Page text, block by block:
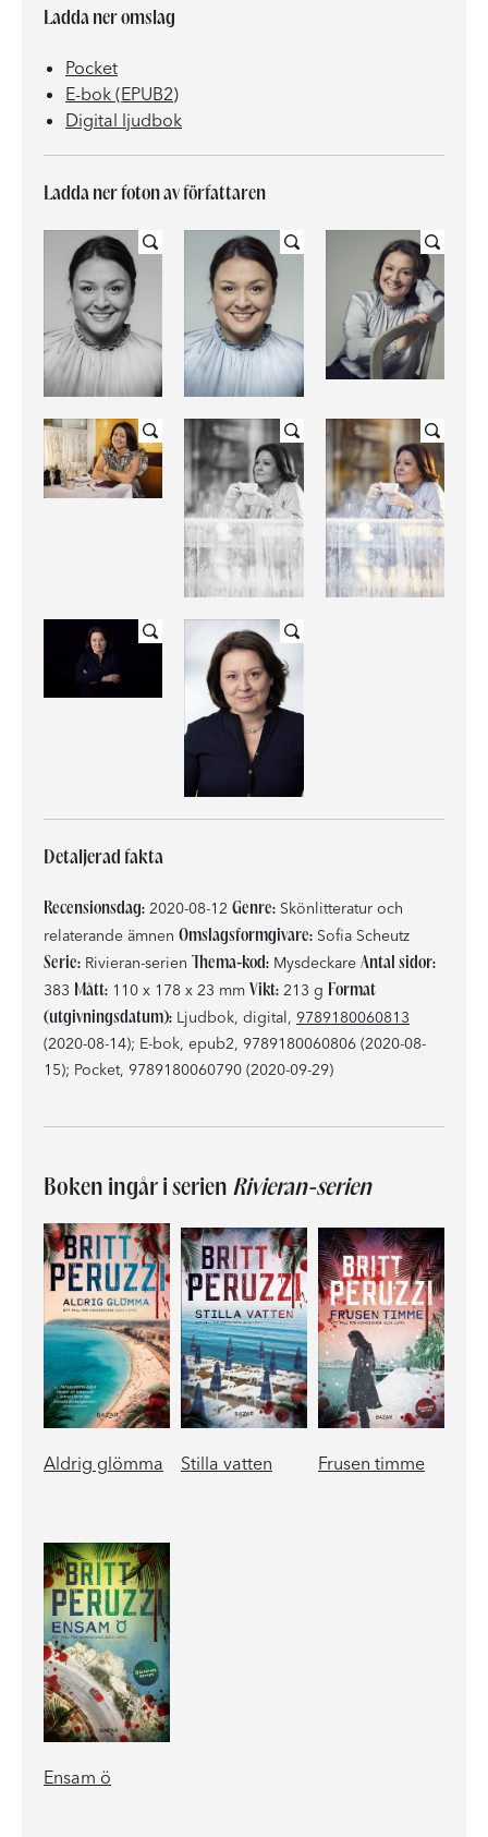
Ladda ner omslag
Pocket
E-bok (EPUB2)
Digital ljudbok
Ladda ner foton av författaren
Detaljerad fakta
Recensionsdag: 2020-08-12 Genre: Skönlitteratur och
relaterande ämnen Omslagsformgivare: Sofia Scheutz
Serie: Rivieran-serien Thema-kod: Mysdeckare Antal sidor:
383 Mått: 110 x 178 x 23 mm Vikt: 213 g Format
(utgivningsdatum): Ljudbok, digital, 9789180060813
(2020-08-14); E-bok, epub2, 9789180060806 (2020-08-
15); Pocket, 9789180060790 (2020-09-29)
Boken ingår i serien Rivieran-serien
Aldrig glömma Stilla vatten Frusen timme
Ensam ö